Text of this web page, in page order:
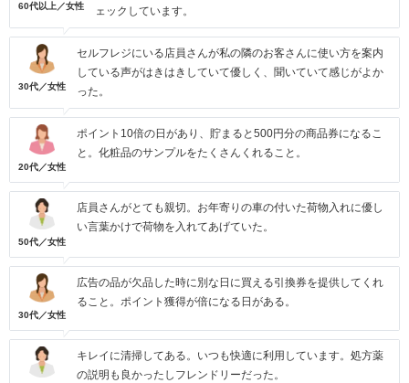
60代以上／女性
ェックしています。
30代／女性
セルフレジにいる店員さんが私の隣のお客さんに使い方を案内
している声がはきはきしていて優しく、聞いていて感じがよか
った。
20代／女性
ポイント10倍の日があり、貯まると500円分の商品券になるこ
と。化粧品のサンプルをたくさんくれること。
50代／女性
店員さんがとても親切。お年寄りの車の付いた荷物入れに優し
い言葉かけで荷物を入れてあげていた。
30代／女性
広告の品が欠品した時に別な日に買える引換券を提供してくれ
ること。ポイント獲得が倍になる日がある。
キレイに清掃してある。いつも快適に利用しています。処方薬
の説明も良かったしフレンドリーだった。